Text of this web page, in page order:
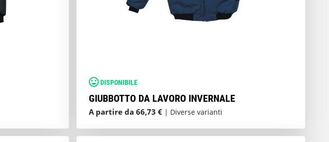
DISPONIBILE
GIUBBOTTO DA LAVORO INVERNALE
A partire da 66,73 € | Diverse varianti